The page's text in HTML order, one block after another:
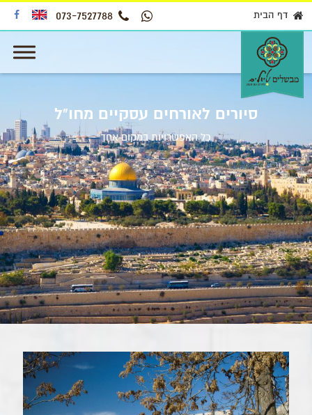
דף הבית 073-7527788
סיורים לאורחים עסקיים מחו"ל
כל האפשרויות במקום אחד